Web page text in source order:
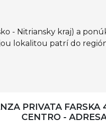
- Nitriansky kraj) a
lokalitou patrí do
PRIVATA FARSKA
CENTRO -